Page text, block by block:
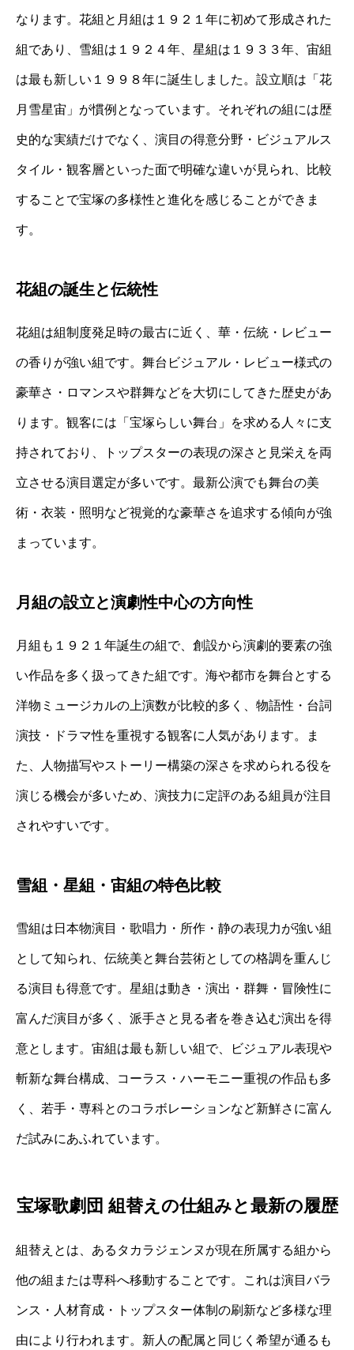
なります。花組と月組は１９２１年に初めて形成された
組であり、雪組は１９２４年、星組は１９３３年、宙組
は最も新しい１９９８年に誕生しました。設立順は「花
月雪星宙」が慣例となっています。それぞれの組には歴
史的な実績だけでなく、演目の得意分野・ビジュアルス
タイル・観客層といった面で明確な違いが見られ、比較
することで宝塚の多様性と進化を感じることができま
す。
花組の誕生と伝統性
花組は組制度発足時の最古に近く、華・伝統・レビュー
の香りが強い組です。舞台ビジュアル・レビュー様式の
豪華さ・ロマンスや群舞などを大切にしてきた歴史があ
ります。観客には「宝塚らしい舞台」を求める人々に支
持されており、トップスターの表現の深さと見栄えを両
立させる演目選定が多いです。最新公演でも舞台の美
術・衣装・照明など視覚的な豪華さを追求する傾向が強
まっています。
月組の設立と演劇性中心の方向性
月組も１９２１年誕生の組で、創設から演劇的要素の強
い作品を多く扱ってきた組です。海や都市を舞台とする
洋物ミュージカルの上演数が比較的多く、物語性・台詞
演技・ドラマ性を重視する観客に人気があります。ま
た、人物描写やストーリー構築の深さを求められる役を
演じる機会が多いため、演技力に定評のある組員が注目
されやすいです。
雪組・星組・宙組の特色比較
雪組は日本物演目・歌唱力・所作・静の表現力が強い組
として知られ、伝統美と舞台芸術としての格調を重んじ
る演目も得意です。星組は動き・演出・群舞・冒険性に
富んだ演目が多く、派手さと見る者を巻き込む演出を得
意とします。宙組は最も新しい組で、ビジュアル表現や
斬新な舞台構成、コーラス・ハーモニー重視の作品も多
く、若手・専科とのコラボレーションなど新鮮さに富ん
だ試みにあふれています。
宝塚歌劇団 組替えの仕組みと最新の履歴
組替えとは、あるタカラジェンヌが現在所属する組から
他の組または専科へ移動することです。これは演目バラ
ンス・人材育成・トップスター体制の刷新など多様な理
由により行われます。新人の配属と同じく希望が通るも